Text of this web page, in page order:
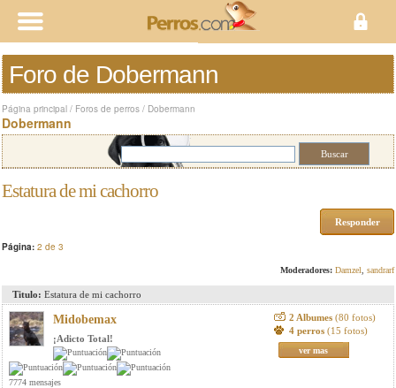
Foro de Dobermann
Página principal / Foros de perros / Dobermann
Dobermann
Estatura de mi cachorro
Responder
Página: 2 de 3
Moderadores: Damzel sandrarf
Titulo: Estatura de mi cachorro
Midobemax
¡Adicto Total!
7774 mensajes
2 Albumes (80 fotos)
4 perros (15 fotos)
ver mas